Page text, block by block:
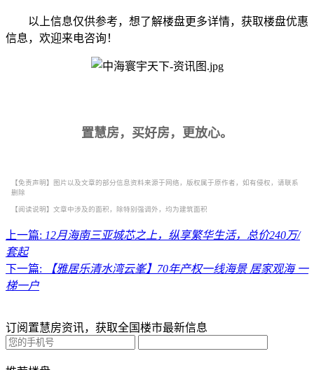
以上信息仅供参考，想了解楼盘更多详情，获取楼盘优惠
信息，欢迎来电咨询！
置慧房，买好房，更放心。
【免责声明】图片以及文章的部分信息资料来源于网络，版权属于原作者，如有侵权，请联系
删除
【阅读说明】文章中涉及的面积，除特别强调外，均为建筑面积
上一篇: 12月海南三亚城芯之上，纵享繁华生活，总价240万/
套起
下一篇:
【雅居乐清水湾云峯】70年产权一线海景 居家观海 一
梯一户
订阅置慧房资讯，获取全国楼市最新信息